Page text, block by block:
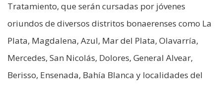
Tratamiento, que serán cursadas por jóvenes
oriundos de diversos distritos bonaerenses como La
Plata, Magdalena, Azul, Mar del Plata, Olavarría,
Mercedes, San Nicolás, Dolores, General Alvear,
Berisso, Ensenada, Bahía Blanca y localidades del